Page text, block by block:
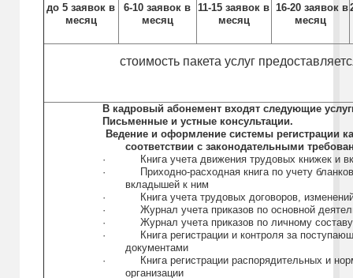
до 5 заявок в
месяц
6-10 заявок в
месяц
11-15 заявок в
месяц
16-20 заявок в
месяц
стоимость пакета услуг
В кадровый абонемент входят следующие
Письменные и устные консультации.
Ведение и оформление системы регистрации
соответствии с законодательными
·
Книга учета движения трудовых книжек и
·
Приходно-расходная книга по учету
вкладышей к ним
·
Книга учета трудовых договоров,
·
Журнал учета приказов по основной
·
Журнал учета приказов по личному составу
·
Книга регистрации и контроля за
документами
·
Книга регистрации распорядительных и
организации